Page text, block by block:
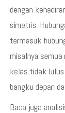
dengan
simetris.
termasuk
misalnya semua
kelas tidak lulus
bangku depan
Baca juga